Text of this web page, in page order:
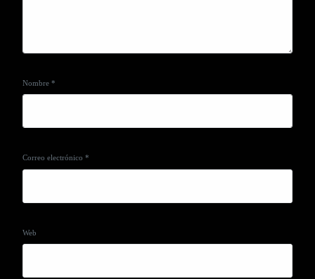
Nombre*
Correo electrónico*
Web